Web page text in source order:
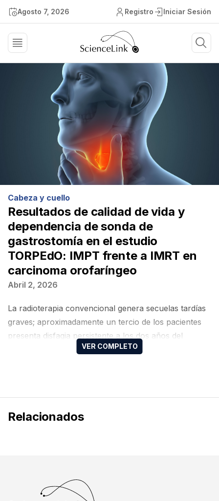
Agosto 7, 2026 Registro Iniciar Sesión
Cabeza y cuello
Resultados de calidad de vida y
dependencia de sonda de
gastrostomía en el estudio
TORPEdO: IMPT frente a IMRT en
carcinoma orofaríngeo
Abril 2, 2026
La radioterapia convencional genera secuelas tardías
graves; aproximadamente un tercio de los pacientes
presenta disfagia persistente a los dos años del
tratamiento. Debido a que la IMPT permite reducir la
Relacionados